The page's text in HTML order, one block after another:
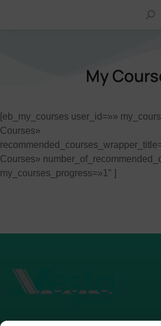
My
[eb_my_courses user_id=»»
Courses»
Courses»
my_courses_progress=»1″ ]